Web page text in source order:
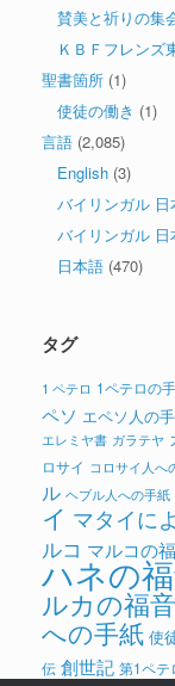
賛美と祈りの集
ＫＢＦフレンズ
聖書箇所 (1)
使徒の働き (1)
言語 (2,085)
English (3)
バイリンガル
バイリンガル
日本語 (470)
タグ
1 ペテロ 1ペテロの
ペソ エペソ人の
エレミヤ書 ガラテヤ
ロサイ コロサイ人へ
ル ヘブル人への手紙
イ マタイに
ルコ マルコの
ハネの
ルカの福
への手紙 使
伝 創世記 第1ペテ